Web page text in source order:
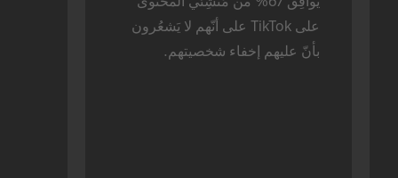
بأنّ عليهم إخفاء شخصيتهم.